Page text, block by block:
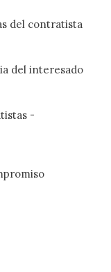
del contratista
del interesado
-